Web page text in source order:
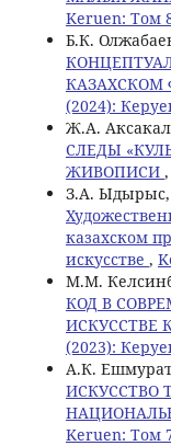
Keruen: Том
Б.К.
КАЗАХСКОМ
(2024):
Ж.А.
СЛЕДЫ
ЖИВОПИСИ ,
З.А. Ыдырыс,
казахском
искусстве ,
М.М.
КОД В
ИСКУССТВЕ
(2023):
А.К.
ИСКУССТВО
Keruen: Том